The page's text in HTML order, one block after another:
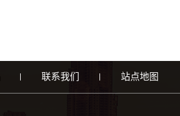
联系我们 站点地图